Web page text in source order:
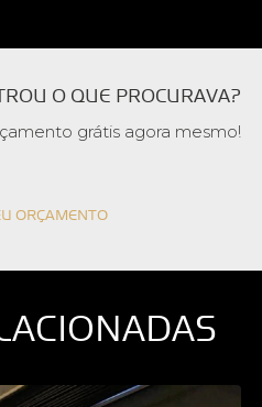
O QUE PROCURAVA?
grátis agora mesmo!
ORÇAMENTO